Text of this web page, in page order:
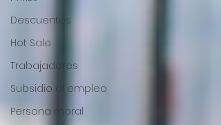
Descuentos
Hot Sale
Trabajadores
Subsidio al empleo
Persona moral